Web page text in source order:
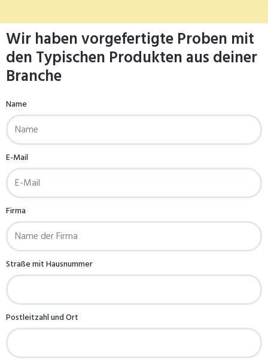
Wir haben vorgefertigte Proben mit
den Typischen Produkten aus deiner
Branche
Name
E-Mail
Firma
Straße mit Hausnummer
Postleitzahl und Ort